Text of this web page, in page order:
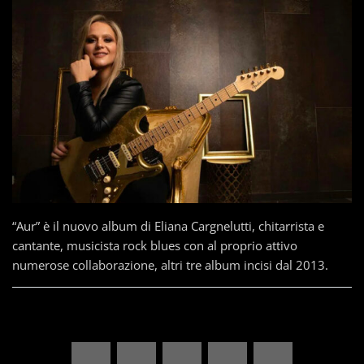
“Aur” è il nuovo album di Eliana Cargnelutti, chitarrista e
cantante, musicista rock blues con al proprio attivo
numerose collaborazione, altri tre album incisi dal 2013.